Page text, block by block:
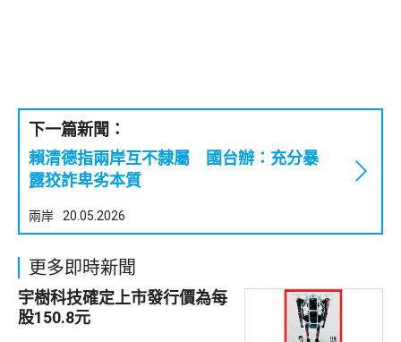
下一篇新聞：
賴清德指兩岸互不隸屬 國台辦：充分暴
露狡詐卑劣本質
兩岸 20.05.2026
更多即時新聞
宇樹科技確定上市發行價為每
股150.8元